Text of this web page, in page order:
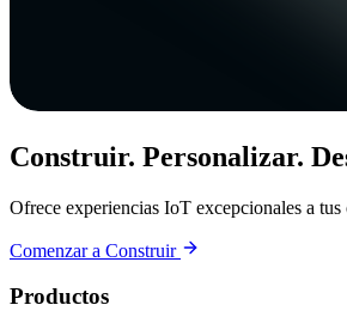
Construir. Personalizar.
Ofrece experiencias IoT excepcionales a
Comenzar a Construir
Productos